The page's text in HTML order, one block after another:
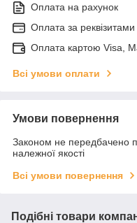
Оплата на рахунок
Оплата за реквізитами
Оплата картою Visa,
Всі умови оплати
Умови повернення
Законом не передбачено
належної якості
Всі умови повернення
Подібні товари